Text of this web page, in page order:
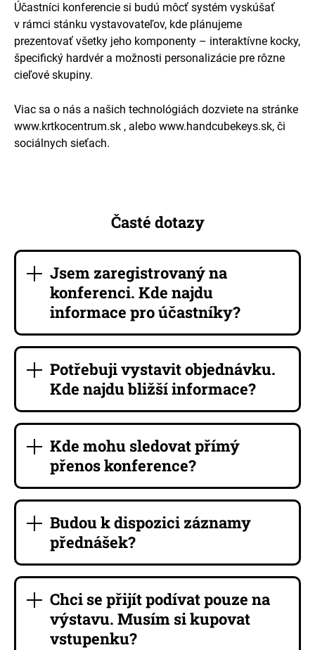
Účastníci konferencie si budú môcť systém vyskúšať
v rámci stánku vystavovateľov, kde plánujeme
prezentovať všetky jeho komponenty – interaktívne kocky,
špecifický hardvér a možnosti personalizácie pre rôzne
cieľové skupiny.
Viac sa o nás a našich technológiách dozviete na stránke
www.krtkocentrum.sk , alebo www.handcubekeys.sk, či
sociálnych sieťach.
Časté dotazy
Jsem zaregistrovaný na
konferenci. Kde najdu
informace pro účastníky?
Potřebuji vystavit objednávku.
Kde najdu bližší informace?
Kde mohu sledovat přímý
přenos konference?
Budou k dispozici záznamy
přednášek?
Chci se přijít podívat pouze na
výstavu. Musím si kupovat
vstupenku?